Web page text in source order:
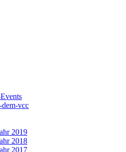
dem-vcc
2019
2018
2017